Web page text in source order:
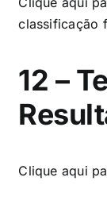
classificação
12 –
Clique aqui